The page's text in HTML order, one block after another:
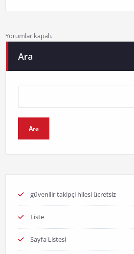
Yorumlar kapalı.
Ara
Ara
güvenilir takipçi hilesi ücretsiz
Liste
Sayfa Listesi